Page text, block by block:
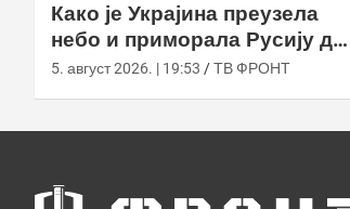
Како је Украјина преузела
небо и приморала Русију да
мења оружје
5. август 2026. | 19:53 ТВ ФРОНТ